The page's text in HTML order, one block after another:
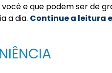
e que podem ser de
a dia. Continue a leitura e